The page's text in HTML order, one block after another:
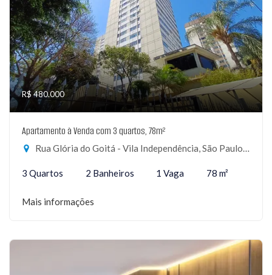
R$ 480.000
Apartamento à Venda com 3 quartos, 78m²
Rua Glória do Goitá - Vila Independência, São Paulo-SP
3 Quartos 2 Banheiros 1 Vaga 78 m²
Mais informações